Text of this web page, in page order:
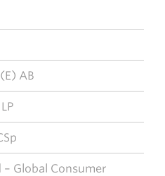
AB
– Global Consumer